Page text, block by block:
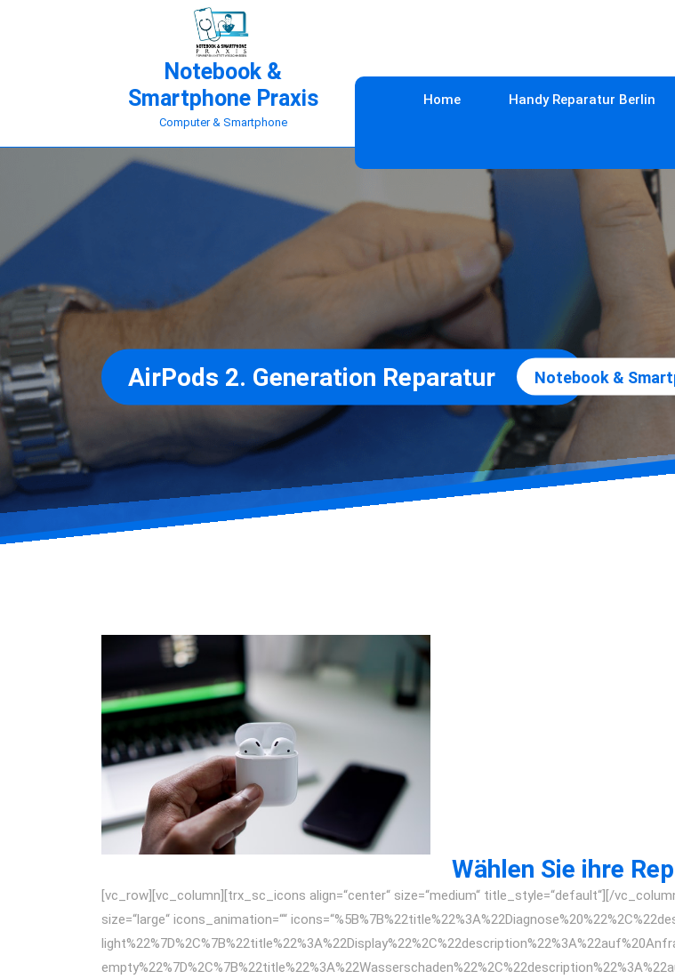
Notebook &
Smartphone Praxis
Computer & Smartphone
Home Handy Reparatur Berlin
AirPods 2. Generation Reparatur Notebook &
Wählen Sie ihre
[vc_row][vc_column][trx_sc_icons align=“center“ size=“medium“ title_style=“default“][/
size=“large“ icons_animation=““